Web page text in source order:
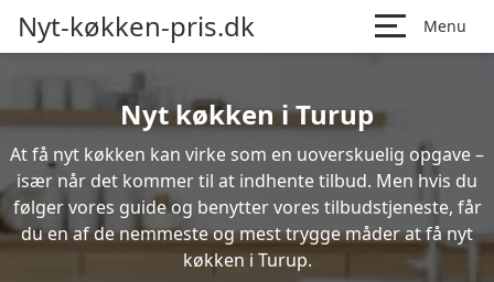
Nyt-køkken-pris.dk Menu
Nyt køkken i Turup
At få nyt køkken kan virke som en uoverskuelig opgave –
især når det kommer til at indhente tilbud. Men hvis du
følger vores guide og benytter vores tilbudstjeneste, får
du en af de nemmeste og mest trygge måder at få nyt
køkken i Turup.